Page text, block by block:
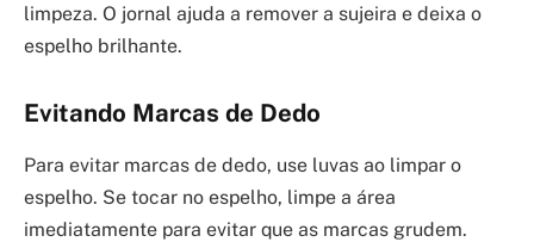
limpeza. O jornal ajuda a remover a sujeira e deixa o
espelho brilhante.
Evitando Marcas de Dedo
Para evitar marcas de dedo, use luvas ao limpar o
espelho. Se tocar no espelho, limpe a área
imediatamente para evitar que as marcas grudem.